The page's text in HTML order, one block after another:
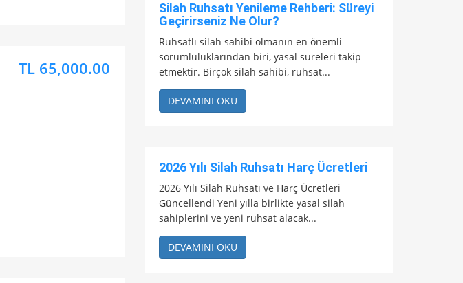
TL 65,000.00
Silah Ruhsatı Yenileme Rehberi: Süreyi
Geçirirseniz Ne Olur?
Ruhsatlı silah sahibi olmanın en önemli
sorumluluklarından biri, yasal süreleri takip
etmektir. Birçok silah sahibi, ruhsat...
DEVAMINI OKU
2026 Yılı Silah Ruhsatı Harç Ücretleri
2026 Yılı Silah Ruhsatı ve Harç Ücretleri
Güncellendi Yeni yılla birlikte yasal silah
sahiplerini ve yeni ruhsat alacak...
DEVAMINI OKU